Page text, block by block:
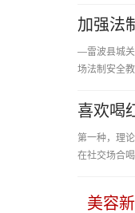
加强法
—雷波县城关
场法制安全
喜欢喝
第一种，理
在社交场合
美容